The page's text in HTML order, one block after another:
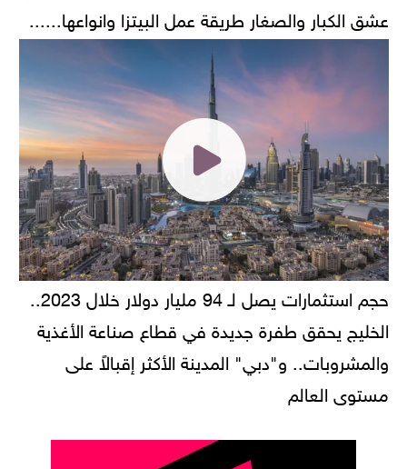
عشق الكبار والصغار طريقة عمل البيتزا وانواعها......
حجم استثمارات يصل لـ 94 مليار دولار خلال 2023..
الخليج يحقق طفرة جديدة في قطاع صناعة الأغذية
والمشروبات.. و"دبي" المدينة الأكثر إقبالاً على
مستوى العالم